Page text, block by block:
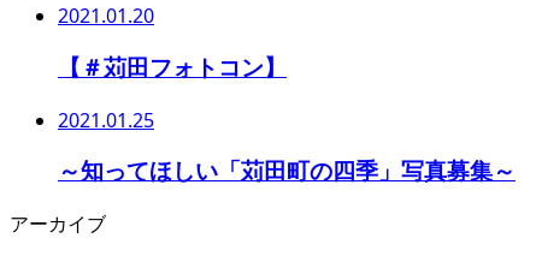
2021.01.20
【＃苅田フォトコン】
2021.01.25
～知ってほしい「苅田町の四季」写真募集～
アーカイブ